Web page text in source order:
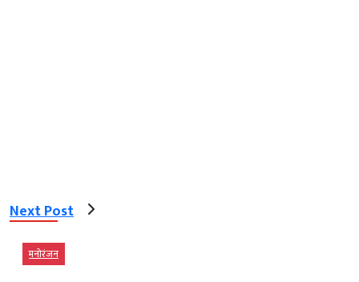
Next Post
मनोरंजन